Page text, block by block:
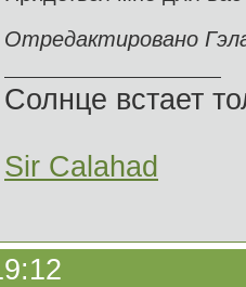
Отредактировано
Солнце встает
Sir Calahad